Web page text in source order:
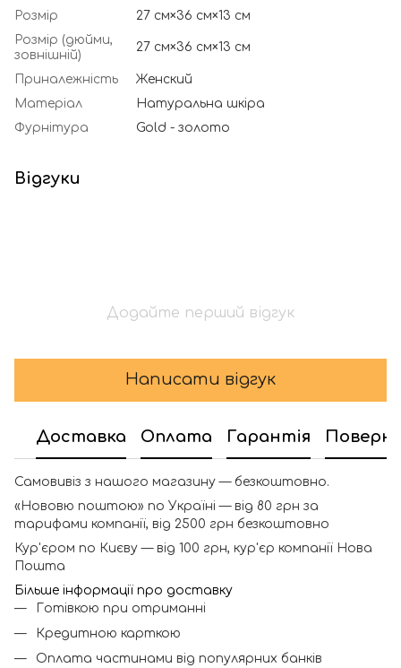
Розмір
27 см×36 см×13 см
Розмір (дюйми,
зовнішній)
27 см×36 см×13 см
Приналежність
Женский
Матеріал
Натуральна шкіра
Фурнітура
Gold - золото
Відгуки
Додайте перший відгук
Написати відгук
Доставка Оплата Гарантія
Самовивіз з нашого магазину — безкоштовно.
«Нововю поштою» по Україні — від 80 грн за
тарифами компанії, від 2500 грн безкоштовно
Кур'єром по Києву — від 100 грн, кур'єр компанії Нова
Пошта
Більше інформації про доставку
Готівкою при отриманні
Кредитною карткою
Оплата частинами від популярних банків